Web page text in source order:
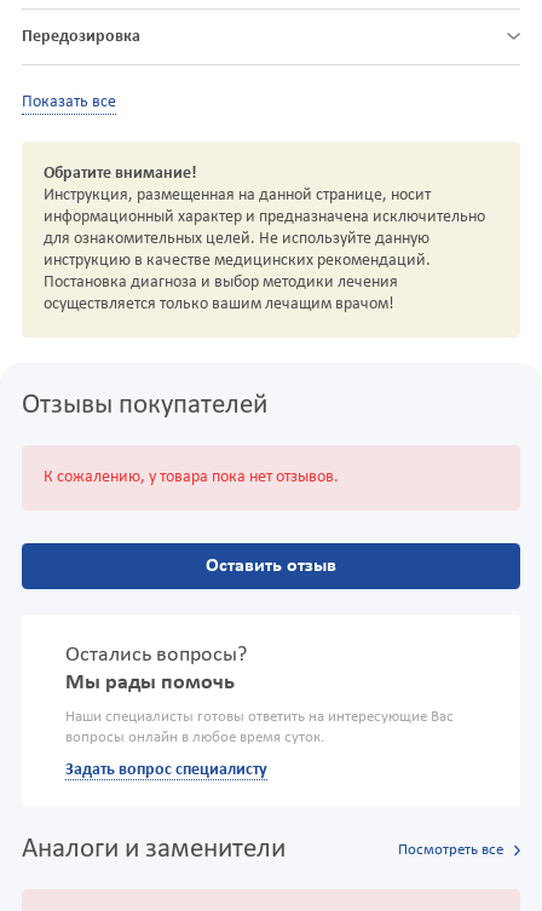
Передозировка
Показать все
Обратите внимание!
Инструкция, размещенная на данной странице, носит
информационный характер и предназначена исключительно
для ознакомительных целей. Не используйте данную
инструкцию в качестве медицинских рекомендаций.
Постановка диагноза и выбор методики лечения
осуществляется только вашим лечащим врачом!
Отзывы покупателей
К сожалению, у товара пока нет отзывов.
Оставить отзыв
Остались вопросы?
Мы рады помочь
Наши специалисты готовы ответить на интересующие Вас
вопросы онлайн в любое время суток.
Задать вопрос специалисту
Аналоги и заменители Посмотреть все